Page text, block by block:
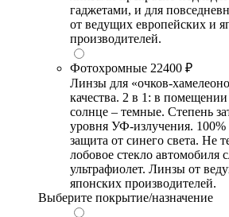
гаджетами, и для
от ведущих европейских и
производителей.
Фотохромные 22400 ₽
Линзы для «очков-
качества. 2 в 1: в
солнце – темные. Степень
уровня УФ-излучения.
защита от синего света. Не
лобовое стекло автомобиля
ультрафиолет. Линзы от
японских производителей.
Выберите покрытие/назначение